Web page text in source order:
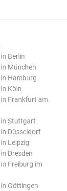
Berlin
München
Hamburg
Köln
Frankfurt am
Stuttgart
Düsseldorf
Leipzig
Dresden
Freiburg im
Göttingen